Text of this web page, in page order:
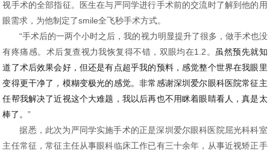
视手术的全部指征。医生在与严同学进行手术前的交流时了解到他的用
眼需求，为他制定了smile全飞秒手术方式。
“手术后的一两个小时之后，我的视力明显提升了很多，做手术也没
有疼痛感。术后复查视力我恢复得不错，双眼均在1.2。 虽然预先就知
道了术后效果会好，但还是有点超乎我的预料，感觉整个世界在我眼里
变得更干净了，模糊变极光的感觉。非常感谢深圳爱尔眼科医院常征主
任帮我解决了近视这个大难题，我以后再也不用眯着眼睛看人，真是太
棒了。”
据悉，此次为严同学实施手术的正是深圳爱尔眼科医院屈光科科室
主任常征，常征主任从事眼科临床工作已有三十余年，从事近视矫正手